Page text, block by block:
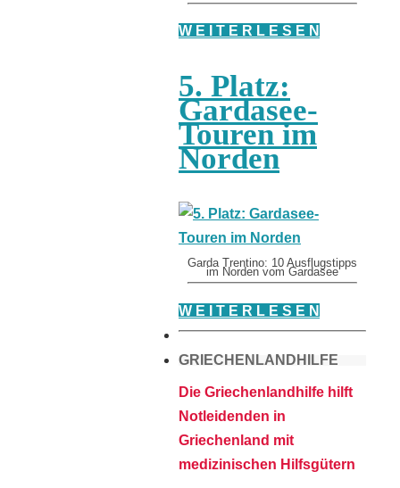
W E I T E R L E S E N
5. Platz:
Gardasee-
Touren im
Norden
Garda Trentino: 10 Ausflugstipps
im Norden vom Gardasee
W E I T E R L E S E N
GRIECHENLANDHILFE
Die Griechenlandhilfe hilft
Notleidenden in
Griechenland mit
medizinischen Hilfsgütern